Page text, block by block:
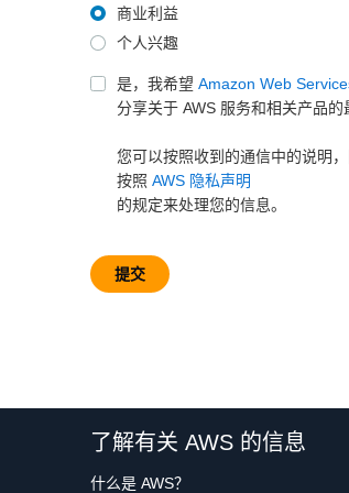
商业利益
个人兴趣
是，我希望 Amazon Web
分享关于 AWS 服务和相关产品的
您可以按照收到的通信中的说明
按照 AWS 隐私声明
的规定来处理您的信息。
提交
了解有关 AWS 的信息
什么是 AWS？